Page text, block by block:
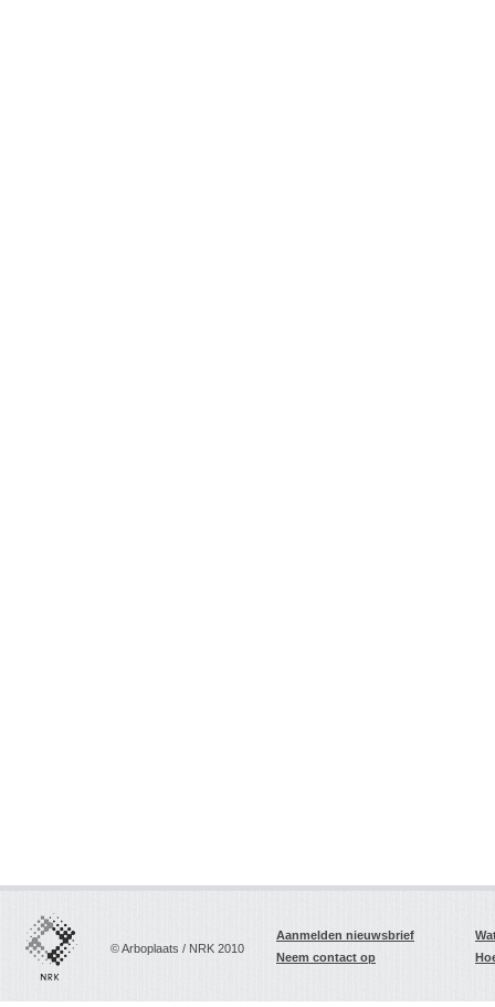
© Arboplaats / NRK 2010
Aanmelden nieuwsbrief
Neem contact op